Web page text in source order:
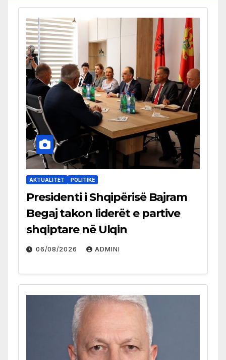
AKTUALITET POLITIKË
Presidenti i Shqipërisë Bajram
Begaj takon liderët e partive
shqiptare në Ulqin
06/08/2026 ADMINI